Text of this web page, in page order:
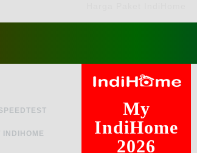
INDIHOME
My
IndiHome
2026